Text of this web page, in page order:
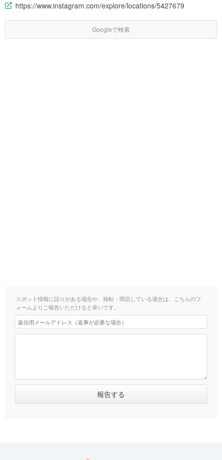
https://www.instagram.com/explore/locations/5427679
Googleで検索
スポット情報に誤りがある場合や、移転・閉店している場合は、こちらのフ
ォームよりご報告いただけると幸いです。